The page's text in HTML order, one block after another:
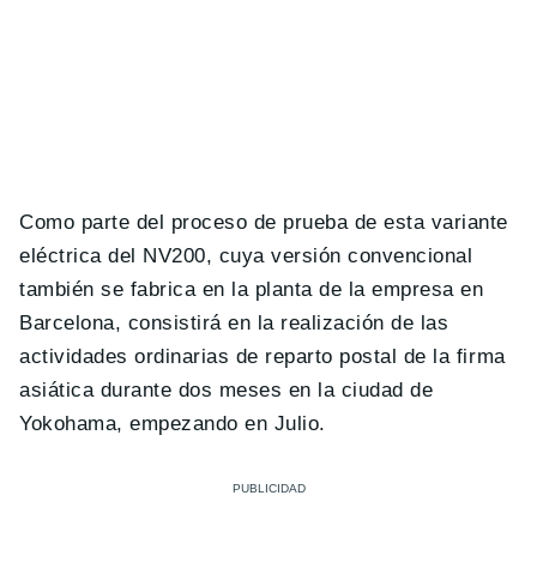
Como parte del proceso de prueba de esta variante
eléctrica del NV200, cuya versión convencional
también se fabrica en la planta de la empresa en
Barcelona, consistirá en la realización de las
actividades ordinarias de reparto postal de la firma
asiática durante dos meses en la ciudad de
Yokohama, empezando en Julio.